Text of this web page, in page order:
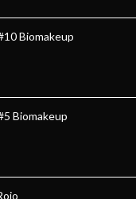
Biomakeup
Biomakeup